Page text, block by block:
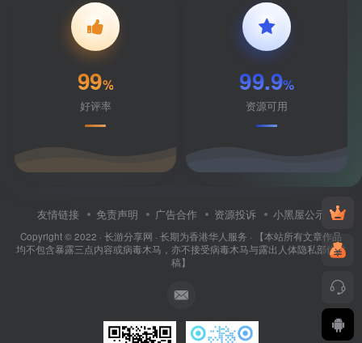
99%
好评率
99.9%
资源可用
友情链接 免责声明 广告合作 资源投诉 小黑屋公示
Copyright © 2022 · 长游分享网 · 长期为香港华人服务 · 【本站所有文章作品
均不包含暴露三点内容或病毒木马，亦不接受病毒木马与露出人体隐私部位投
稿】